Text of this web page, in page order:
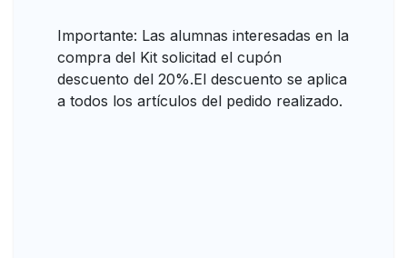
Importante: Las alumnas interesadas en la
compra del Kit solicitad el cupón
descuento del 20%.El descuento se aplica
a todos los artículos del pedido realizado.